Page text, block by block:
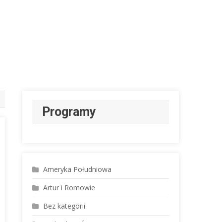
Programy
Ameryka Południowa
Artur i Romowie
Bez kategorii